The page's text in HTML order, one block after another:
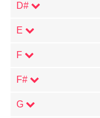
D#
E
F
F#
G